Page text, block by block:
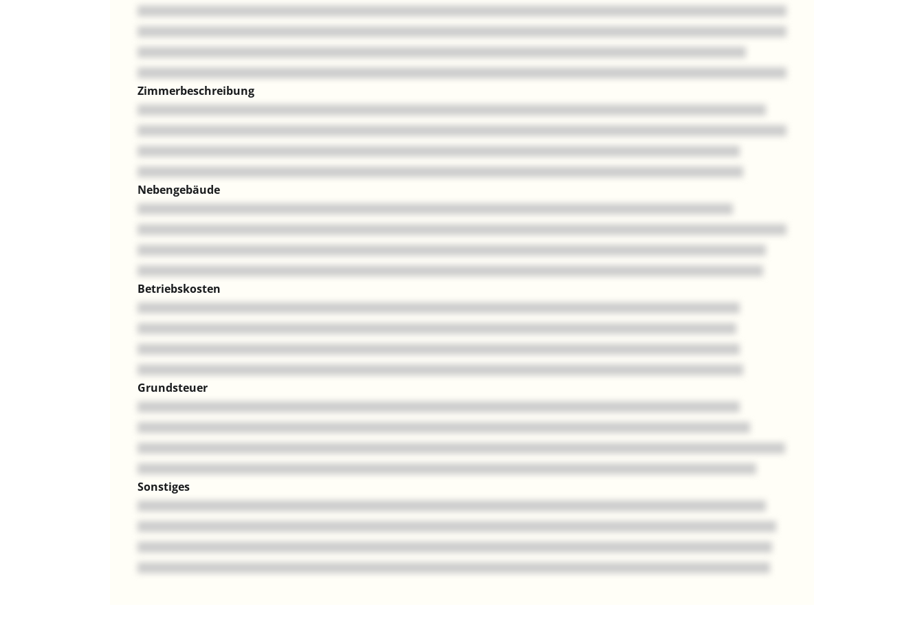
Zimmerbeschreibung
Nebengebäude
Betriebskosten
Grundsteuer
Sonstiges